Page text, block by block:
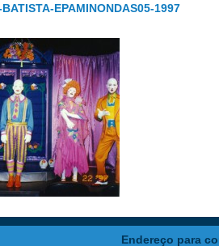
EPAMINONDAS05-1997
Endereço para